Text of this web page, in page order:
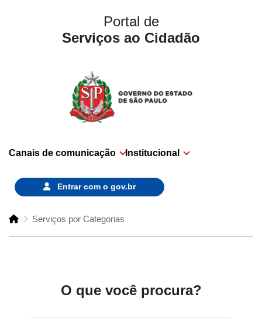
Portal de
Serviços ao Cidadão
Canais de comunicação Institucional
Entrar com o gov.br
Serviços por Categorias
O que você procura?